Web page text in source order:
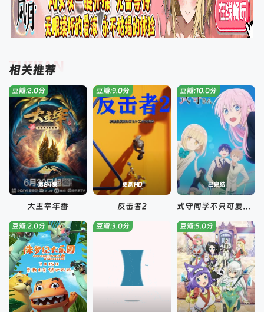
相关推荐
TUIJIAN
第84集
豆瓣:2.0分
大主宰年番
更新HD
豆瓣:9.0分
反击者2
已完结
豆瓣:10.0分
式守同学不只可爱而已
豆瓣:2.0分 豆瓣:3.0分 豆瓣:5.0分